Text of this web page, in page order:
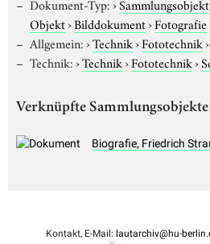
Dokument-Typ:›Sammlungsobjekt
Objekt›Bilddokument›Fotografie
Allgemein:›Technik›Fototechnik›
Technik:›Technik›Fototechnik›
Verknüpfte Sammlungsobjekte
Biografie, Friedrich
Kontakt, E-Mail: lautarchiv@hu-